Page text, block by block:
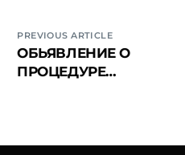
PREVIOUS ARTICLE
ОБЬЯВЛЕНИЕ О
ПРОЦЕДУРЕ
ОСУЩЕСТВЛЕНИИ